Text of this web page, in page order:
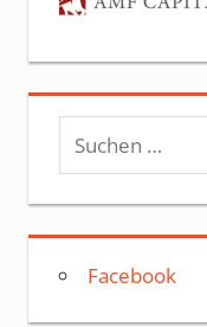
Suchen
nach:
Facebook